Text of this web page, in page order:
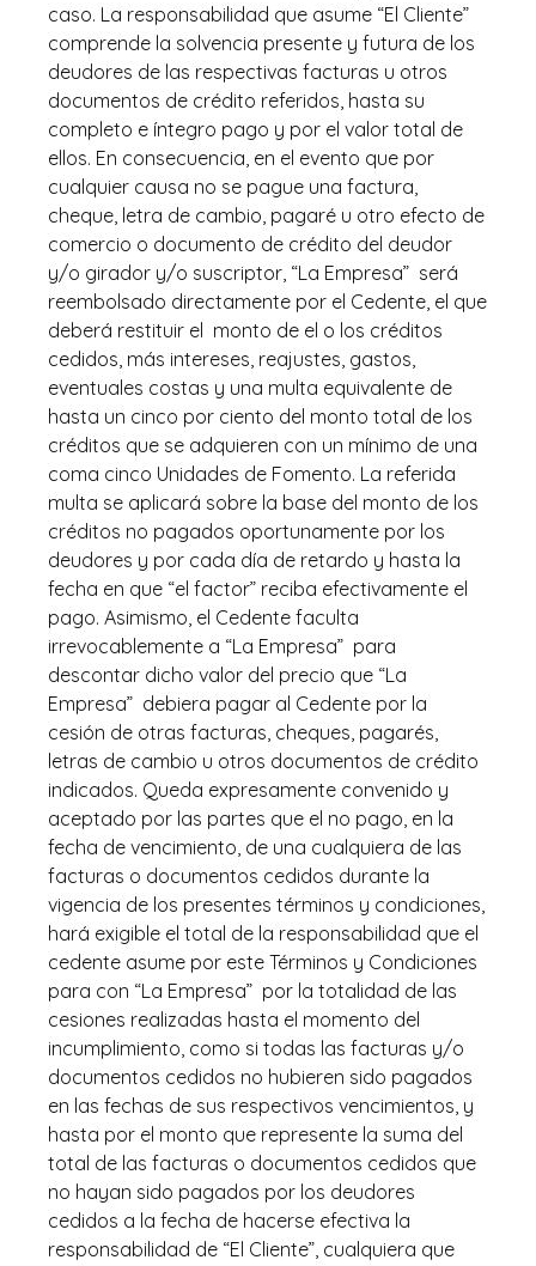
caso. La responsabilidad que asume “El Cliente”
comprende la solvencia presente y futura de los
deudores de las respectivas facturas u otros
documentos de crédito referidos, hasta su
completo e íntegro pago y por el valor total de
ellos. En consecuencia, en el evento que por
cualquier causa no se pague una factura,
cheque, letra de cambio, pagaré u otro efecto de
comercio o documento de crédito del deudor
y/o girador y/o suscriptor, “La Empresa” será
reembolsado directamente por el Cedente, el que
deberá restituir el monto de el o los créditos
cedidos, más intereses, reajustes, gastos,
eventuales costas y una multa equivalente de
hasta un cinco por ciento del monto total de los
créditos que se adquieren con un mínimo de una
coma cinco Unidades de Fomento. La referida
multa se aplicará sobre la base del monto de los
créditos no pagados oportunamente por los
deudores y por cada día de retardo y hasta la
fecha en que “el factor” reciba efectivamente el
pago. Asimismo, el Cedente faculta
irrevocablemente a “La Empresa” para
descontar dicho valor del precio que “La
Empresa” debiera pagar al Cedente por la
cesión de otras facturas, cheques, pagarés,
letras de cambio u otros documentos de crédito
indicados. Queda expresamente convenido y
aceptado por las partes que el no pago, en la
fecha de vencimiento, de una cualquiera de las
facturas o documentos cedidos durante la
vigencia de los presentes términos y condiciones,
hará exigible el total de la responsabilidad que el
cedente asume por este Términos y Condiciones
para con “La Empresa” por la totalidad de las
cesiones realizadas hasta el momento del
incumplimiento, como si todas las facturas y/o
documentos cedidos no hubieren sido pagados
en las fechas de sus respectivos vencimientos, y
hasta por el monto que represente la suma del
total de las facturas o documentos cedidos que
no hayan sido pagados por los deudores
cedidos a la fecha de hacerse efectiva la
responsabilidad de “El Cliente”, cualquiera que